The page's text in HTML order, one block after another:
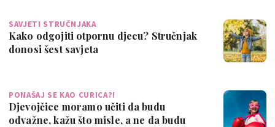
SAVJETI STRUČNJAKA
Kako odgojiti otpornu djecu? Stručnjak
donosi šest savjeta
PONAŠAJ SE KAO CURICA?!
Djevojčice moramo učiti da budu
odvažne, kažu što misle, a ne da budu